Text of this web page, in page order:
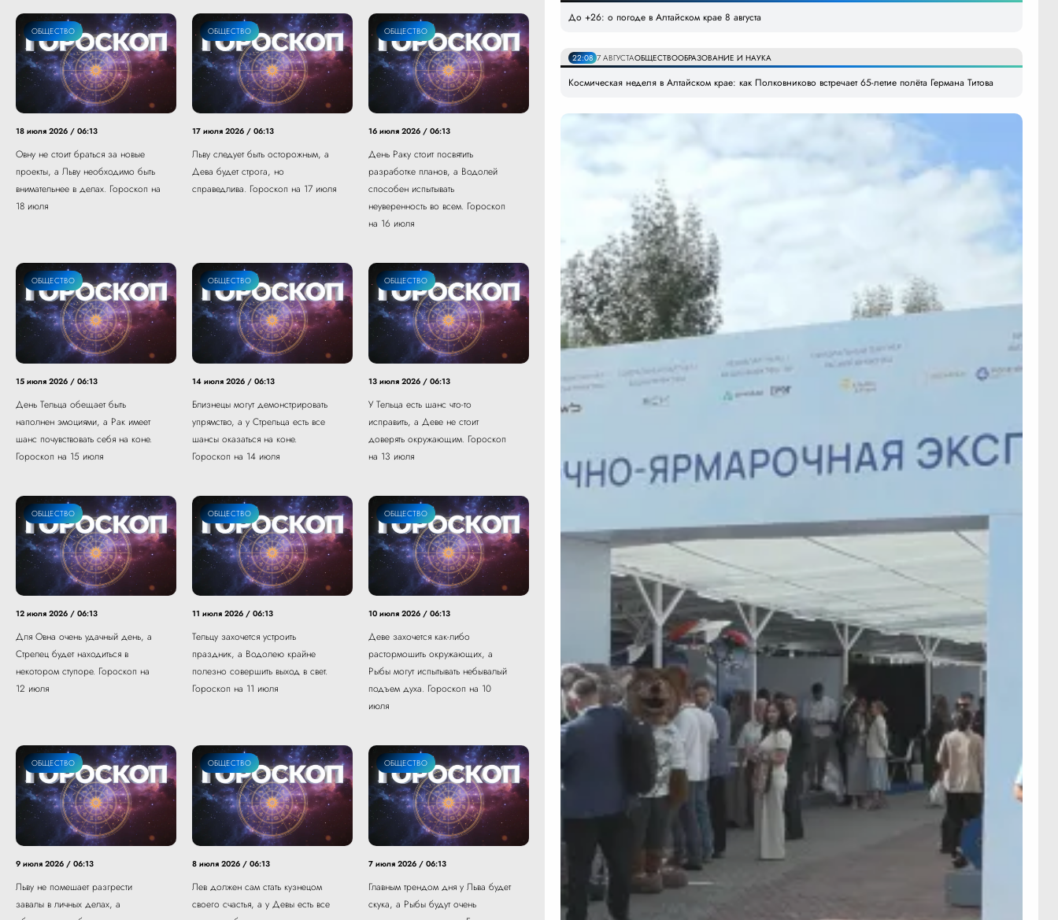
ОБЩЕСТВО
18 июля 2026 / 06:13
Овну не стоит браться за новые
проекты, а Льву необходимо быть
внимательнее в делах. Гороскоп на
18 июля
ОБЩЕСТВО
17 июля 2026 / 06:13
Льву следует быть осторожным, а
Дева будет строга, но
справедлива. Гороскоп на 17 июля
ОБЩЕСТВО
16 июля 2026 / 06:13
День Раку стоит посвятить
разработке планов, а Водолей
способен испытывать
неуверенность во всем. Гороскоп
на 16 июля
ОБЩЕСТВО
15 июля 2026 / 06:13
День Тельца обещает быть
наполнен эмоциями, а Рак имеет
шанс почувствовать себя на коне.
Гороскоп на 15 июля
ОБЩЕСТВО
14 июля 2026 / 06:13
Близнецы могут демонстрировать
упрямство, а у Стрельца есть все
шансы оказаться на коне.
Гороскоп на 14 июля
ОБЩЕСТВО
13 июля 2026 / 06:13
У Тельца есть шанс что-то
исправить, а Деве не стоит
доверять окружающим. Гороскоп
на 13 июля
ОБЩЕСТВО
12 июля 2026 / 06:13
Для Овна очень удачный день, а
Стрелец будет находиться в
некотором ступоре. Гороскоп на
12 июля
ОБЩЕСТВО
11 июля 2026 / 06:13
Тельцу захочется устроить
праздник, а Водолею крайне
полезно совершить выход в свет.
Гороскоп на 11 июля
ОБЩЕСТВО
10 июля 2026 / 06:13
Деве захочется как-либо
растормошить окружающих, а
Рыбы могут испытывать небывалый
подъем духа. Гороскоп на 10
июля
ОБЩЕСТВО
9 июля 2026 / 06:13
Льву не помешает разгрести
завалы в личных делах, а
ОБЩЕСТВО
8 июля 2026 / 06:13
Лев должен сам стать кузнецом
своего счастья, а у Девы есть все
ОБЩЕСТВО
7 июля 2026 / 06:13
Главным трендом дня у Льва будет
скука, а Рыбы будут очень
До +26: о погоде в Алтайском крае 8 августа
22:08 7 АВГУСТАОБЩЕСТВООБРАЗОВАНИЕ И НАУКА
Космическая неделя в Алтайском крае: как Полковниково встречает 65-летие полёта Германа Титова